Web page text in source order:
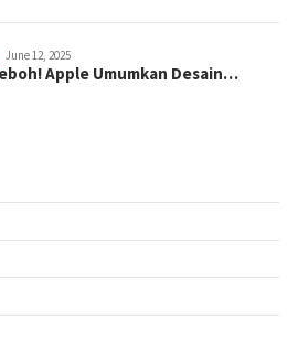
June 12, 2025
Apple Umumkan Desain…